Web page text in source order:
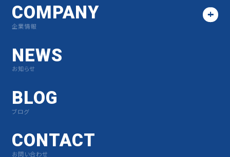
COMPANY
企業情報
NEWS
お知らせ
BLOG
ブログ
CONTACT
お問い合わせ